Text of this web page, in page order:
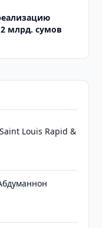
млрд. сумов
Louis Rapid &